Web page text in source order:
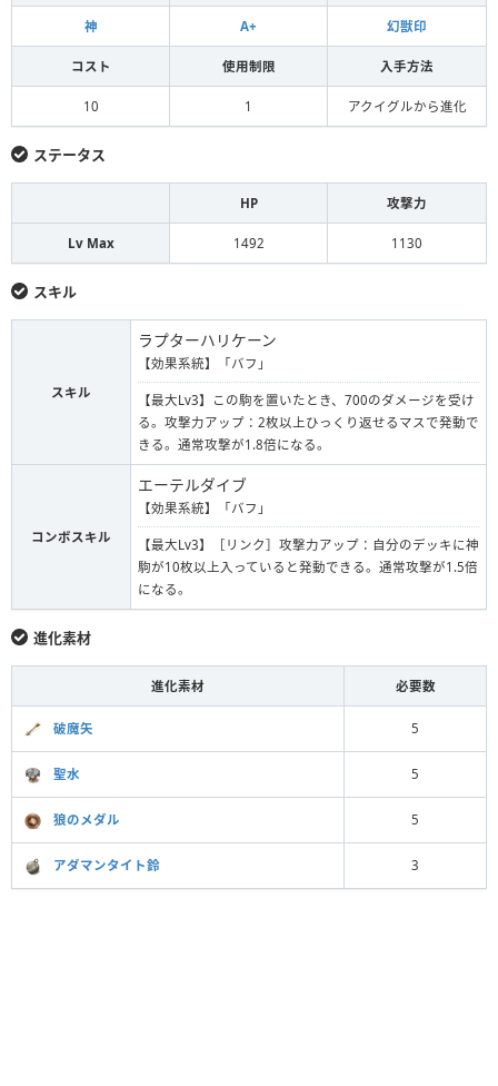
神 A+ 幻獣印
コスト 使用制限 入手方法
10 1 アクイグルから進化
ステータス
HP 攻撃力
Lv Max 1492 1130
スキル
スキル
ラプターハリケーン
【効果系統】「バフ」
【最大Lv3】この駒を置いたとき、700のダメージを受け
る。攻撃力アップ：2枚以上ひっくり返せるマスで発動で
きる。通常攻撃が1.8倍になる。
コンボスキル
エーテルダイブ
【効果系統】「バフ」
【最大Lv3】［リンク］攻撃力アップ：自分のデッキに神
駒が10枚以上入っていると発動できる。通常攻撃が1.5倍
になる。
進化素材
進化素材 必要数
破魔矢 5
聖水 5
狼のメダル 5
アダマンタイト鈴 3